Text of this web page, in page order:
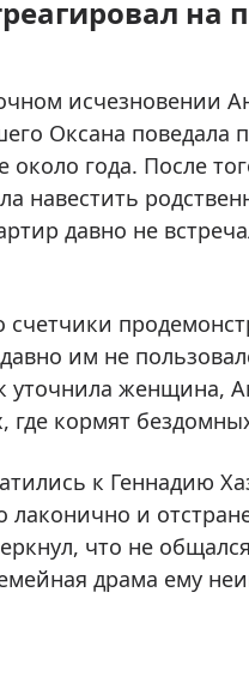
на
исчезновении
Оксана поведала
около года. После
навестить
давно не
счетчики
им не
уточнила женщина,
где кормят
к Геннадию
лаконично и
что не
драма ему